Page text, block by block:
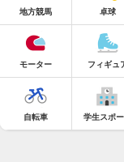
地方競馬 卓球
モーター フィギュ
自転車 学生スポ